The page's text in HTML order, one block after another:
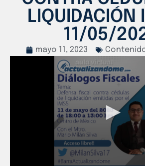
LIQUIDACIÓN
11/05/
mayo 11, 2023